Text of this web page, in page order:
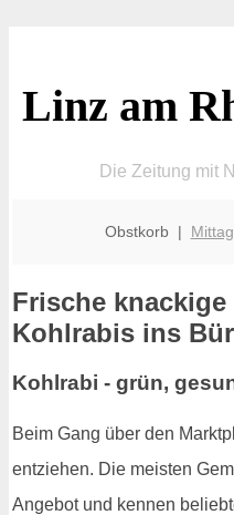
Linz am
Die Zeitung mit
Obstkorb |
Frische knackige
Kohlrabis ins
Kohlrabi - grün,
Beim Gang über den
entziehen. Die meisten
Angebot und kennen